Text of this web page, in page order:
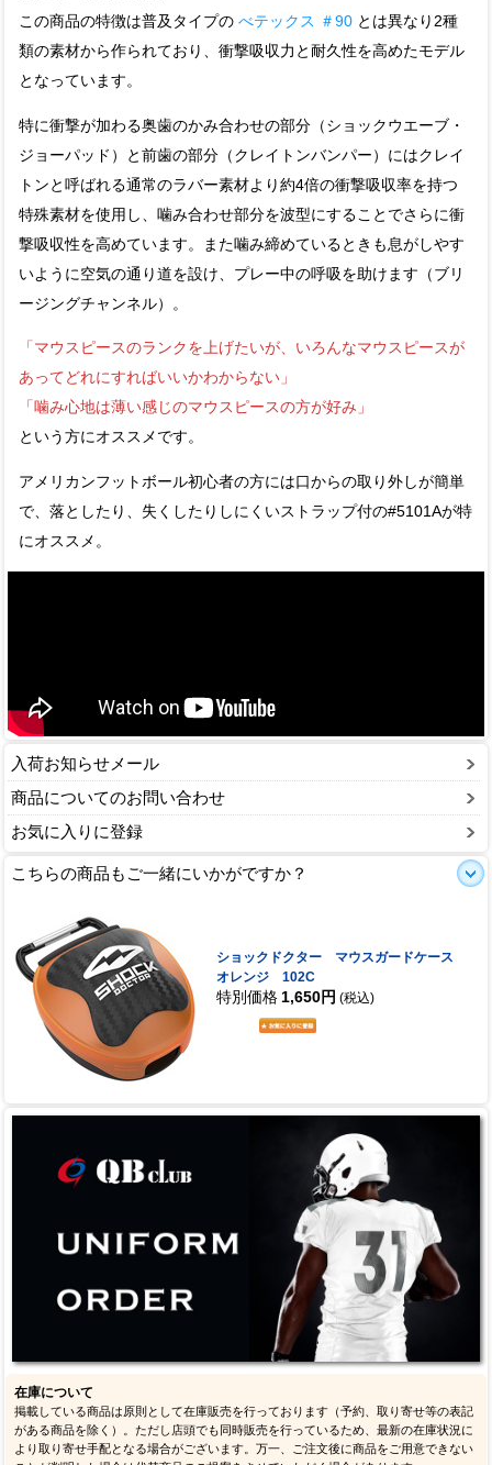
この商品の特徴は普及タイプのべテックス ＃90 とは異なり2種
類の素材から作られており、衝撃吸収力と耐久性を高めたモデル
となっています。
特に衝撃が加わる奥歯のかみ合わせの部分（ショックウエーブ・
ジョーパッド）と前歯の部分（クレイトンバンパー）にはクレイ
トンと呼ばれる通常のラバー素材より約4倍の衝撃吸収率を持つ
特殊素材を使用し、噛み合わせ部分を波型にすることでさらに衝
撃吸収性を高めています。また噛み締めているときも息がしやす
いように空気の通り道を設け、プレー中の呼吸を助けます（ブリ
ージングチャンネル）。
「マウスピースのランクを上げたいが、いろんなマウスピースが
あってどれにすればいいかわからない」
「噛み心地は薄い感じのマウスピースの方が好み」
という方にオススメです。
アメリカンフットボール初心者の方には口からの取り外しが簡単
で、落としたり、失くしたりしにくいストラップ付の#5101Aが特
にオススメ。
入荷お知らせメール
商品についてのお問い合わせ
お気に入りに登録
こちらの商品もご一緒にいかがですか？
ショックドクター マウスガードケース
オレンジ 102C
特別価格 1,650円 (税込)
在庫について
掲載している商品は原則として在庫販売を行っております（予約、取り寄せ等の表記
がある商品を除く）。ただし店頭でも同時販売を行っているため、最新の在庫状況に
より取り寄せ手配となる場合がございます。万一、ご注文後に商品をご用意できない